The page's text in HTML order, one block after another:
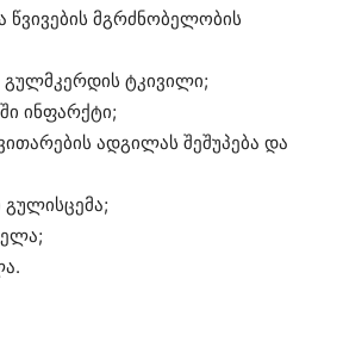
მგრძნობელობის
ტკივილი;
ინფარქტი;
ადგილას შეშუპება და